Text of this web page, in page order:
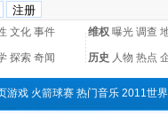
文化 事件 维权 曝光 调查
探索 奇闻 历史 人物 热点
游戏 火箭球赛 热门音乐 2011世